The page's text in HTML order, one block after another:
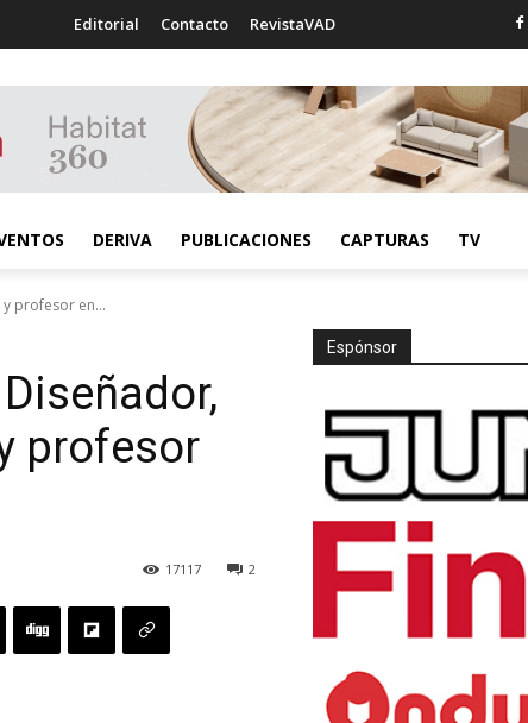
Editorial Contacto RevistaVAD
DERIVA PUBLICACIONES CAPTURAS TV
profesor en...
profesor
2
17117
Espónsor